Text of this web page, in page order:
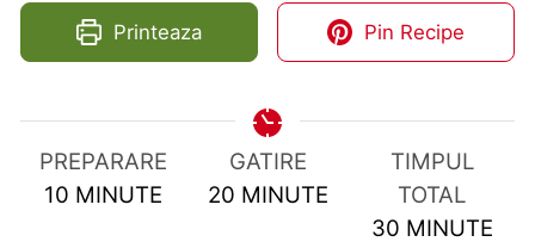
Printeaza Pin Recipe
PREPARARE
10MINUTES
MINUTE
GATIRE
20MINUTES
MINUTE
TIMPUL
TOTAL
30 MINUTES
MINUTE